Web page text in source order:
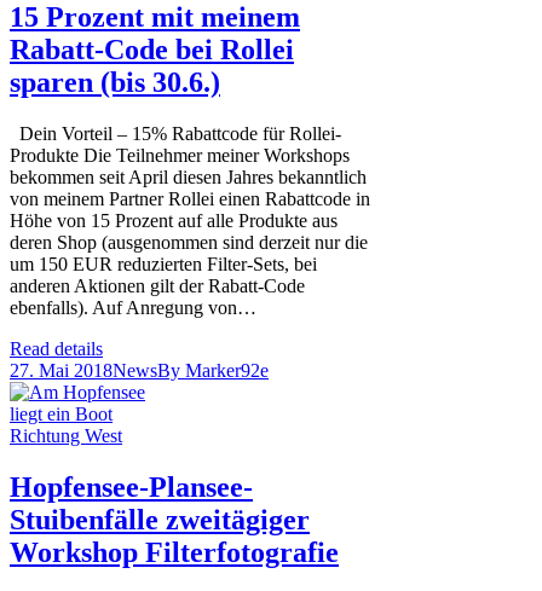
15 Prozent mit meinem
Rabatt-Code bei Rollei
sparen (bis 30.6.)
Dein Vorteil – 15% Rabattcode für Rollei-
Produkte Die Teilnehmer meiner Workshops
bekommen seit April diesen Jahres bekanntlich
von meinem Partner Rollei einen Rabattcode in
Höhe von 15 Prozent auf alle Produkte aus
deren Shop (ausgenommen sind derzeit nur die
um 150 EUR reduzierten Filter-Sets, bei
anderen Aktionen gilt der Rabatt-Code
ebenfalls). Auf Anregung von…
Read details
27. Mai 2018NewsBy Marker92e
Hopfensee-Plansee-
Stuibenfälle zweitägiger
Workshop Filterfotografie